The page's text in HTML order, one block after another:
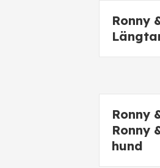
Ronny
Ronny
Ronny
hund